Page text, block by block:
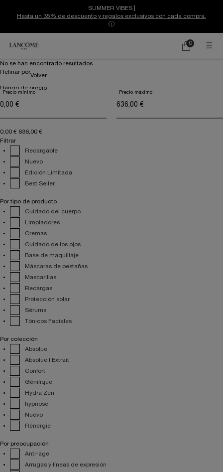
SUMMER VIBES |
Hasta un 35% de descuento y regalos exclusivos con cada compra.
ⓘ
Mi
0
0 producto
Contenido principal
No se han encontrado resultados
Refinar por
Volver
Rango de precio
Precio mínimo Precio máximo
0,00 € 636,00 €
Filtrar
Recargable
Nuevo
Edición Limitada
Best Seller
Por tipo de producto
Cuidado del cuerpo
Limpiadores
Cremas
Cuidado de los ojos
Base de maquillaje
Máscaras de pestañas
Mascarillas
Recargas
Protección solar
Sérums
Tónicos Faciales
Por colección
Absolue
Absolue l’Extrait
Confort
Génifique
Hydra Zen
hypnose
Nuevo
Rénergie
Por preocupación
Anti-age
Arrugas y líneas de expresión